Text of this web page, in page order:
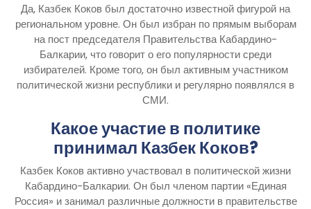
Да, Казбек Коков был достаточно известной фигурой на
региональном уровне. Он был избран по прямым выборам
на пост председателя Правительства Кабардино-
Балкарии, что говорит о его популярности среди
избирателей. Кроме того, он был активным участником
политической жизни республики и регулярно появлялся в
СМИ.
Какое участие в политике
принимал Казбек Коков?
Казбек Коков активно участвовал в политической жизни
Кабардино-Балкарии. Он был членом партии «Единая
Россия» и занимал различные должности в правительстве